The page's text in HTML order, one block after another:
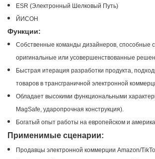
ESR (Электронный Шелковый Путь)
ЙИСОН
Функции:
Собственные команды дизайнеров, способные
оригинальные или усовершенствованные
Быстрая итерация разработки продукта,
товаров в трансграничной электронной
Обладает высокими функциональными
MagSafe, ударопрочная конструкция).
Богатый опыт работы на европейском и
Применимые сценарии:
Продавцы электронной коммерции Amazon/